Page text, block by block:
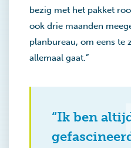
bezig met het pakket
ook drie maanden
planbureau, om eens te
allemaal gaat.”
“Ik ben